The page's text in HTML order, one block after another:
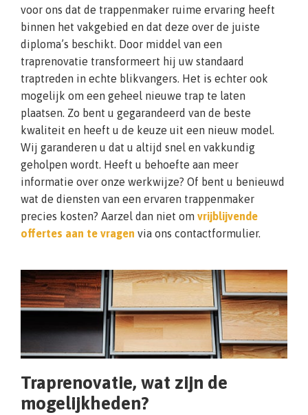
voor ons dat de trappenmaker ruime ervaring heeft
binnen het vakgebied en dat deze over de juiste
diploma’s beschikt. Door middel van een
traprenovatie transformeert hij uw standaard
traptreden in echte blikvangers. Het is echter ook
mogelijk om een geheel nieuwe trap te laten
plaatsen. Zo bent u gegarandeerd van de beste
kwaliteit en heeft u de keuze uit een nieuw model.
Wij garanderen u dat u altijd snel en vakkundig
geholpen wordt. Heeft u behoefte aan meer
informatie over onze werkwijze? Of bent u benieuwd
wat de diensten van een ervaren trappenmaker
precies kosten? Aarzel dan niet om vrijblijvende
offertes aan te vragen via ons contactformulier.
Traprenovatie, wat zijn de
mogelijkheden?